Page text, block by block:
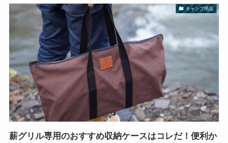
キャンプ用品
薪グリル専用のおすすめ収納ケースはコレだ！便利か